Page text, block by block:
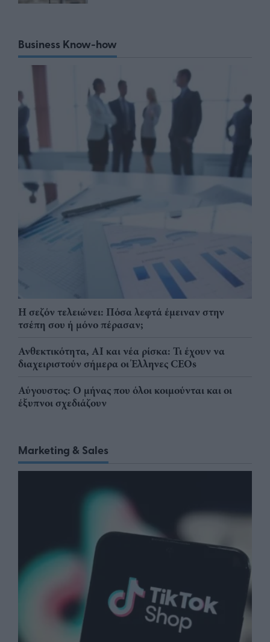
Business Know-how
Η σεζόν τελειώνει: Πόσα λεφτά έμειναν στην
τσέπη σου ή μόνο πέρασαν;
Ανθεκτικότητα, AI και νέα ρίσκα: Τι έχουν να
διαχειριστούν σήμερα οι Έλληνες CEOs
Αύγουστος: Ο μήνας που όλοι κοιμούνται και οι
έξυπνοι σχεδιάζουν
Marketing & Sales